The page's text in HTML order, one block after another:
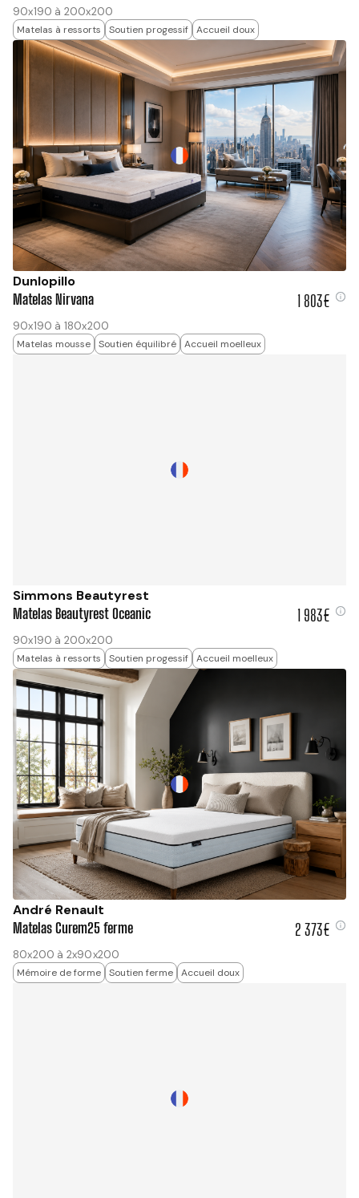
90x190 à 200x200
Matelas à ressorts Soutien progessif Accueil doux
Dunlopillo
Matelas Nirvana 1 803€
90x190 à 180x200
Matelas mousse Soutien équilibré Accueil moelleux
Simmons Beautyrest
Matelas Beautyrest Oceanic 1 983€
90x190 à 200x200
Matelas à ressorts Soutien progessif Accueil moelleux
André Renault
Matelas Curem25 ferme 2 373€
80x200 à 2x90x200
Mémoire de forme Soutien ferme Accueil doux